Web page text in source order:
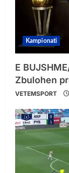
Kampionati
E
Zbulohen
VETEMSPORT